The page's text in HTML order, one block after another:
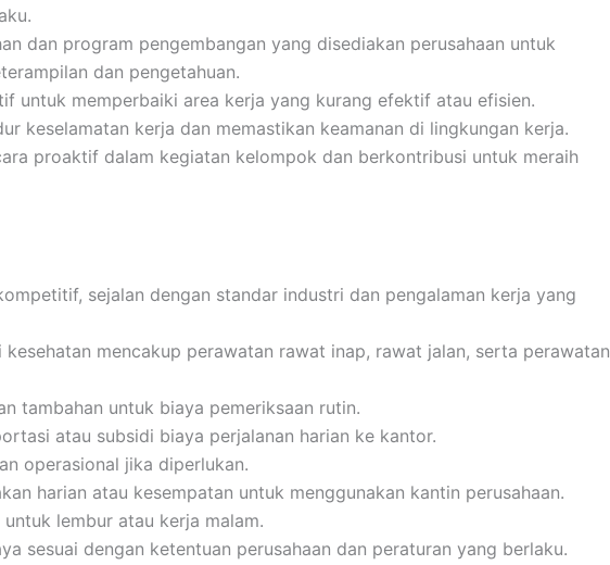
dan program pengembangan yang disediakan perusahaan untuk
dan pengetahuan.
untuk memperbaiki area kerja yang kurang efektif atau efisien.
keselamatan kerja dan memastikan keamanan di lingkungan kerja.
proaktif dalam kegiatan kelompok dan berkontribusi untuk meraih
sejalan dengan standar industri dan pengalaman kerja yang
kesehatan mencakup perawatan rawat inap, rawat jalan, serta perawatan
tambahan untuk biaya pemeriksaan rutin.
atau subsidi biaya perjalanan harian ke kantor.
operasional jika diperlukan.
harian atau kesempatan untuk menggunakan kantin perusahaan.
untuk lembur atau kerja malam.
sesuai dengan ketentuan perusahaan dan peraturan yang berlaku.